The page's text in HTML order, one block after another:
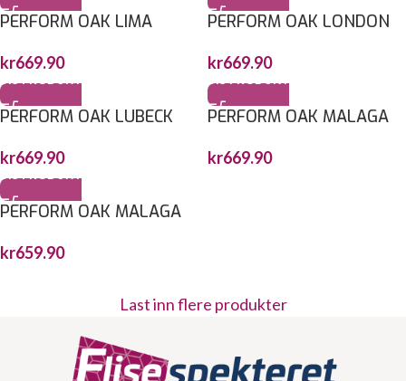
PERFORM OAK LIMA
kr669.90
PERFORM OAK LONDON
kr669.90
PERFORM OAK LUBECK
kr669.90
PERFORM OAK MALAGA
kr669.90
PERFORM OAK MALAGA
kr659.90
Last inn flere produkter